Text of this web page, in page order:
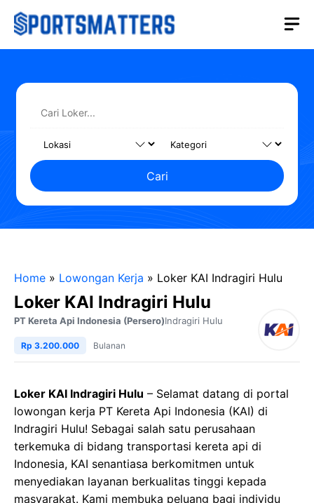
Langsung
Cari
Home » Lowongan Kerja » Loker KAI Indragiri Hulu
Loker KAI Indragiri Hulu
PT Kereta Api Indonesia (Persero)Indragiri Hulu
Rp 3.200.000 Bulanan
Loker KAI Indragiri Hulu – Selamat datang di portal
lowongan kerja PT Kereta Api Indonesia (KAI) di
Indragiri Hulu! Sebagai salah satu perusahaan
terkemuka di bidang transportasi kereta api di
Indonesia, KAI senantiasa berkomitmen untuk
menyediakan layanan berkualitas tinggi kepada
masyarakat. Kami membuka peluang bagi individu